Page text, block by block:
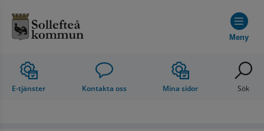
Meny
E-tjänster Kontakta oss Mina sidor Sök